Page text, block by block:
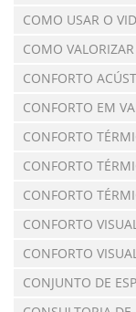
COMO USAR O
COMO
CONFORTO
CONFORTO EM
CONFORTO
CONFORTO
CONFORTO
CONFORTO
CONFORTO
CONJUNTO DE